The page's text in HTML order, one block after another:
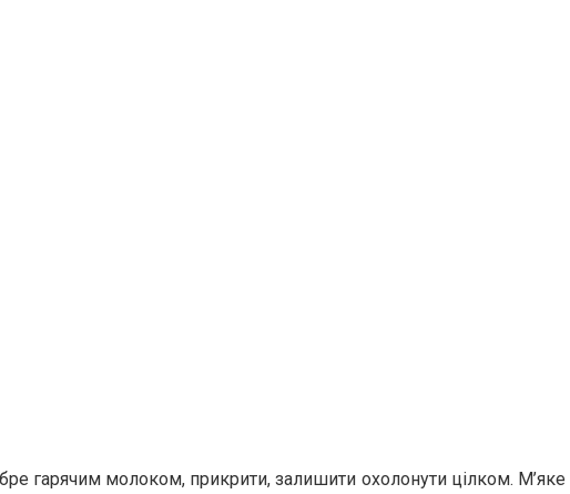
гарячим молоком, прикрити, залишити охолонути цілком. М’яке